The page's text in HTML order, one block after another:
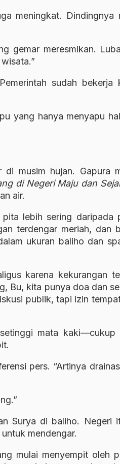
meningkat. Dindingnya
gemar meresmikan.
sudah bekerja
yang hanya menyapu
musim hujan. Gapura
di Negeri Maju dan
air.
lebih sering daripada
terdengar meriah, dan
ukuran baliho dan
karena kekurangan
Bu, kita punya doa dan
publik, tapi izin
mata kaki—cukup
pers. “Artinya
Surya di baliho. Negeri
mendengar.
mulai menyempit oleh